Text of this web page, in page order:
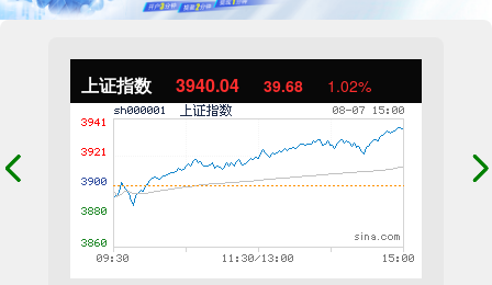
上证指数 3940.04 39.68 1.02%